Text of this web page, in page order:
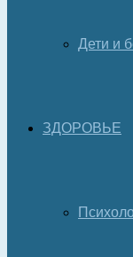
Дети и
ЗДОРОВЬЕ